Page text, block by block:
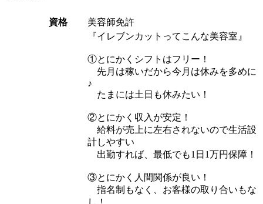
資格
美容師免許
『イレブンカットってこんな美容室』
①とにかくシフトはフリー！
先月は稼いだから今月は休みを多めに
♪
たまには土日も休みたい！
②とにかく収入が安定！
給料が売上に左右されないので生活設
計しやすい
出勤すれば、最低でも1日1万円保障！
③とにかく人間関係が良い！
指名制もなく、お客様の取り合いもな
し！